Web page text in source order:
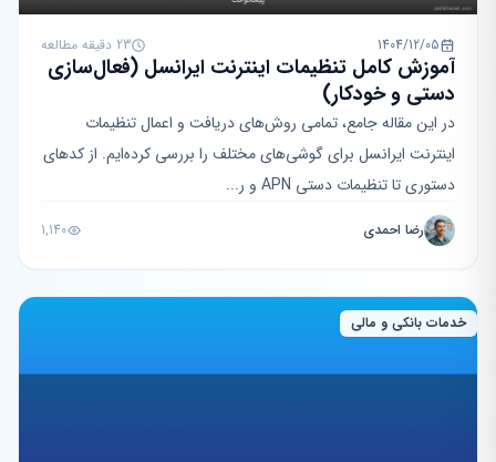
1404/12/05 23 دقیقه مطالعه
آموزش کامل تنظیمات اینترنت ایرانسل (فعال‌سازی
دستی و خودکار)
در این مقاله جامع، تمامی روش‌های دریافت و اعمال تنظیمات
اینترنت ایرانسل برای گوشی‌های مختلف را بررسی کرده‌ایم. از کدهای
دستوری تا تنظیمات دستی APN و ر...
رضا احمدی 1,140
خدمات بانکی و مالی